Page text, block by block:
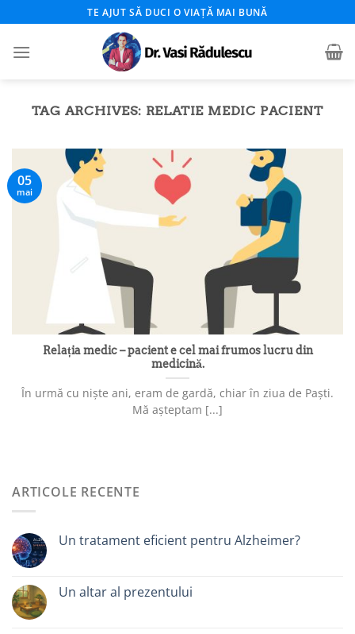
to
content
TE AJUT SĂ DUCI O VIAȚĂ MAI BUNĂ
TAG ARCHIVES: RELATIE MEDIC PACIENT
Relația medic – pacient e cel mai frumos lucru din
medicină.
În urmă cu niște ani, eram de gardă, chiar în ziua de Paști.
Mă așteptam [...]
05
mai
ARTICOLE RECENTE
Un tratament eficient pentru Alzheimer?
Un altar al prezentului